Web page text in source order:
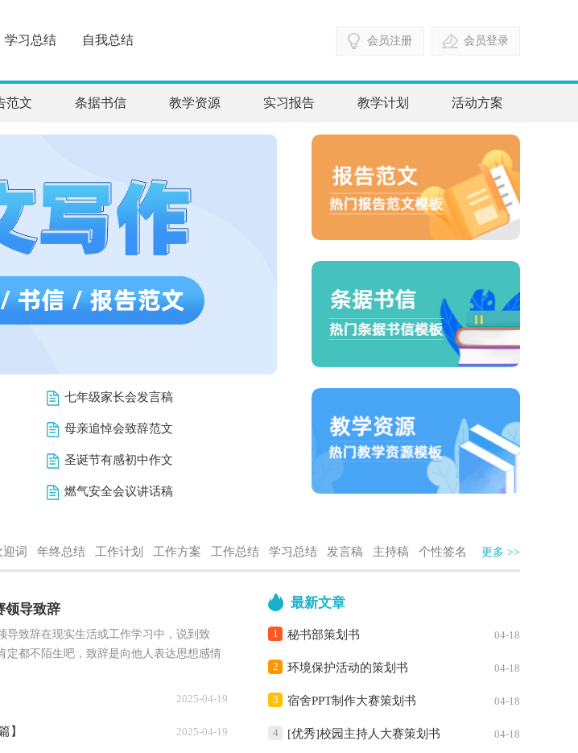
学习总结 自我总结 会员登录
会员注册
范文 条据书信 教学资源 实习报告 教学计划 活动方案
七年级家长会发言稿
母亲追悼会致辞范文
圣诞节有感初中作文
燃气安全会议讲话稿
更多 >>
个性签名
主持稿
发言稿
学习总结
工作总结
工作方案
工作计划
年终总结
迎词
领导致辞
导致辞在现实生活或工作学习中，说到致
定都不陌生吧，致辞是向他人表达思想感情
2025-04-19
2025-04-19
】
最新文章
1 04-18
秘书部策划书
2 04-18
环境保护活动的策划书
3 04-18
宿舍PPT制作大赛策划书
4 04-18
[优秀]校园主持人大赛策划书